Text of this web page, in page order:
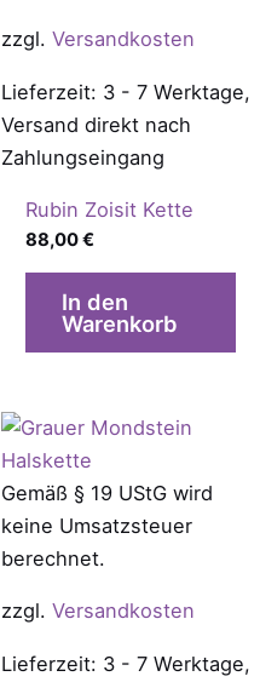
zzgl. Versandkosten
Lieferzeit: 3 - 7 Werktage,
Versand direkt nach
Zahlungseingang
Rubin Zoisit Kette
88,00€
In den
Warenkorb
Gemäß § 19 UStG wird
keine Umsatzsteuer
berechnet.
zzgl. Versandkosten
Lieferzeit: 3 - 7 Werktage,